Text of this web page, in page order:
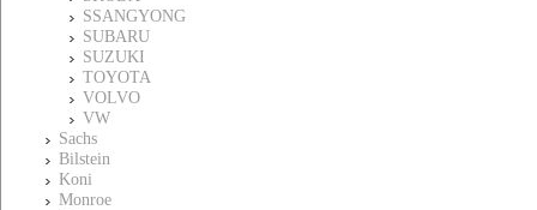
SSANGYONG
SUBARU
SUZUKI
TOYOTA
VOLVO
VW
Sachs
Bilstein
Koni
Monroe